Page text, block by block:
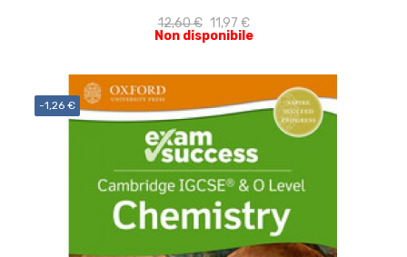
12,60 € 11,97 €
Non disponibile
-1,26 €